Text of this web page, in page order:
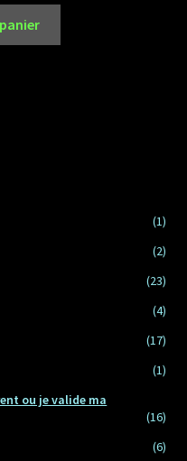
(1)
(2)
(23)
(4)
(17)
(1)
ou je valide ma
(16)
(6)